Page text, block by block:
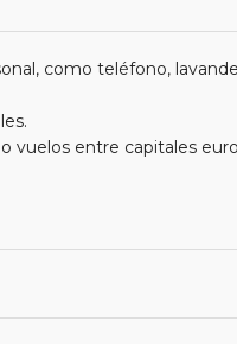
como teléfono,
vuelos entre capitales